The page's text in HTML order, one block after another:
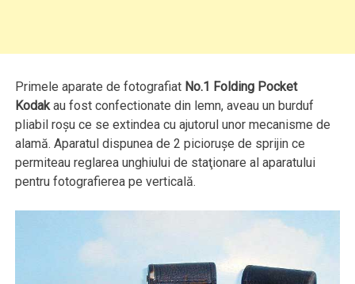
Primele aparate de fotografiat No.1 Folding Pocket
Kodakau fost confectionate din lemn, aveau un burduf
pliabil roşu ce se extindea cu ajutorul unor mecanisme de
alamă. Aparatul dispunea de 2 picioruşe de sprijin ce
permiteau reglarea unghiului de staţionare al aparatului
pentru fotografierea pe verticală.